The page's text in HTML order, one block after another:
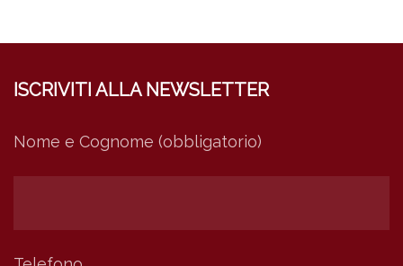
ISCRIVITI ALLA NEWSLETTER
Nome e Cognome (obbligatorio)